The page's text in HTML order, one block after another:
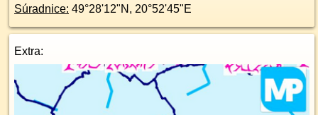
Súradnice: 49°28'12"N , 20°52'45"E
Extra: